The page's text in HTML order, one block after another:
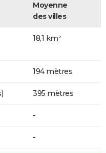
Moyenne
des villes
18,1 km²
194 mètres
395 mètres
-
-